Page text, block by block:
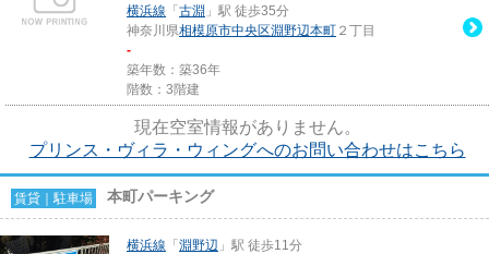
横浜線 「 古淵 」駅 徒歩35分
神奈川県相模原市中央区淵野辺本町 ２丁目
-
築年数：築36年
階数：3階建
現在空室情報がありません。
プリンス・ヴィラ・ウィングへのお問い合わせはこちら
賃貸｜駐車場 本町パーキング
横浜線 「 淵野辺 」駅 徒歩11分